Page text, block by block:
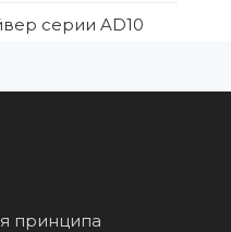
серии AD10
принципа